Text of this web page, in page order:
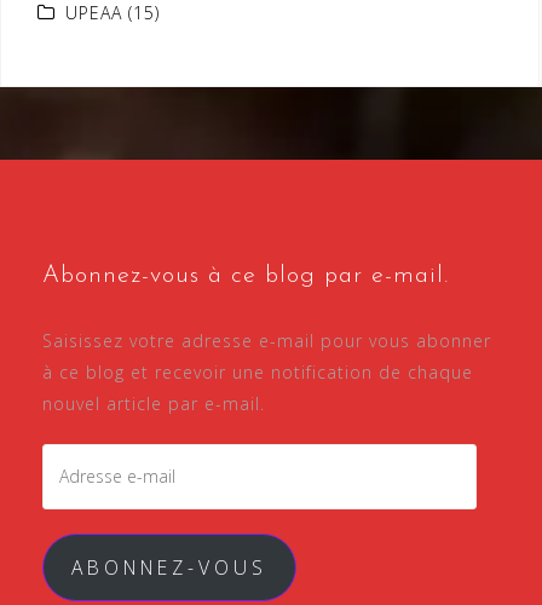
UPEAA (15)
Abonnez-vous à ce blog par e-mail.
Saisissez votre adresse e-mail pour vous abonner
à ce blog et recevoir une notification de chaque
nouvel article par e-mail.
ABONNEZ-VOUS